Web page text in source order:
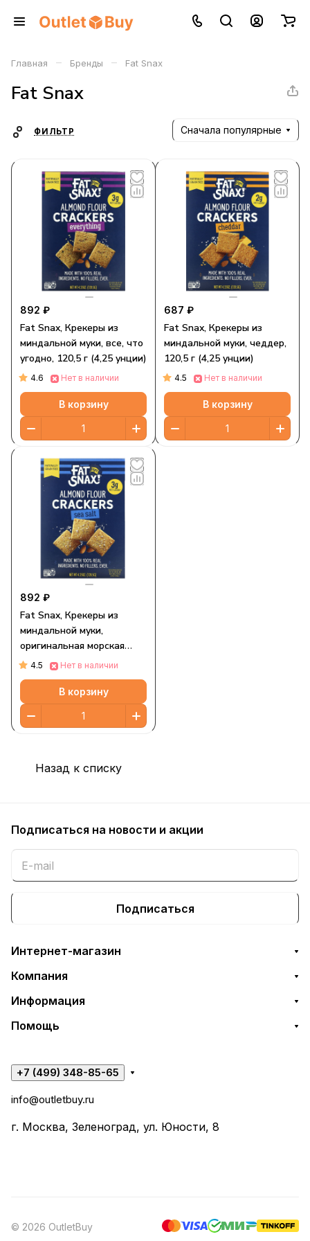
Главная – Бренды – Fat Snax
Fat Snax
ФИЛЬТР Сначала популярные
892 ₽
Fat Snax, Крекеры из
миндальной муки, все, что
угодно, 120,5 г (4,25 унции)
4.6 Нет в наличии
В корзину
687 ₽
Fat Snax, Крекеры из
миндальной муки, чеддер,
120,5 г (4,25 унции)
4.5 Нет в наличии
В корзину
892 ₽
Fat Snax, Крекеры из
миндальной муки,
оригинальная морская
соль, 120,5 г (4,25 унции)
4.5 Нет в наличии
В корзину
Назад к списку
Подписаться на новости и акции
Подписаться
Интернет-магазин
Компания
Информация
Помощь
+7 (499) 348-85-65
info@outletbuy.ru
г. Москва, Зеленоград, ул. Юности, 8
© 2026 OutletBuy